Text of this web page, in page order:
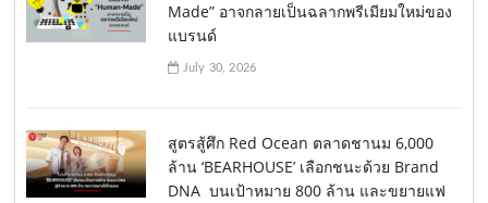
Made” อาจกลายเป็นฉลากพรีเมียมใหม่ของ
แบรนด์
July 30, 2026
สูตรสู้ศึก Red Ocean ตลาดชานม 6,000
ล้าน ‘BEARHOUSE’ เลือกชนะด้วย Brand
DNA บนเป้าหมาย 800 ล้าน และขยายแฟ